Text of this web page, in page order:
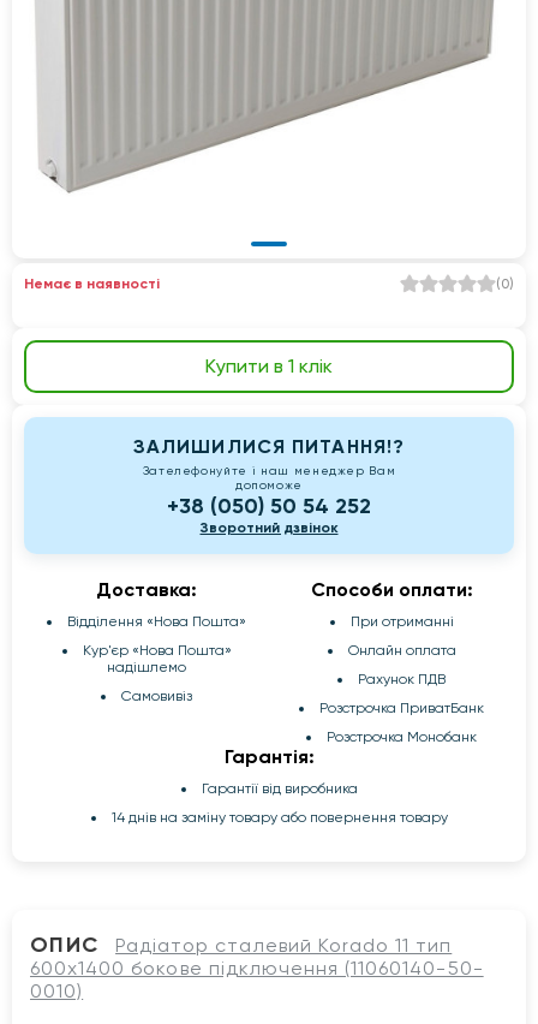
Немає в наявності (0)
Купити в 1 клік
ЗАЛИШИЛИСЯ ПИТАННЯ!?
Зателефонуйте і наш менеджер Вам
допоможе
+38 (050) 50 54 252
Зворотний дзвінок
Доставка:
Відділення «Нова Пошта»
Кур'єр «Нова Пошта»
надішлемо
Самовивіз
Способи оплати:
При отриманні
Онлайн оплата
Рахунок ПДВ
Розстрочка ПриватБанк
Розстрочка Монобанк
Гарантія:
Гарантії від виробника
14 днів на заміну товару або повернення товару
ОПИС
Радіатор сталевий Korado 11 тип
600x1400 бокове підключення (11060140-50-
0010)